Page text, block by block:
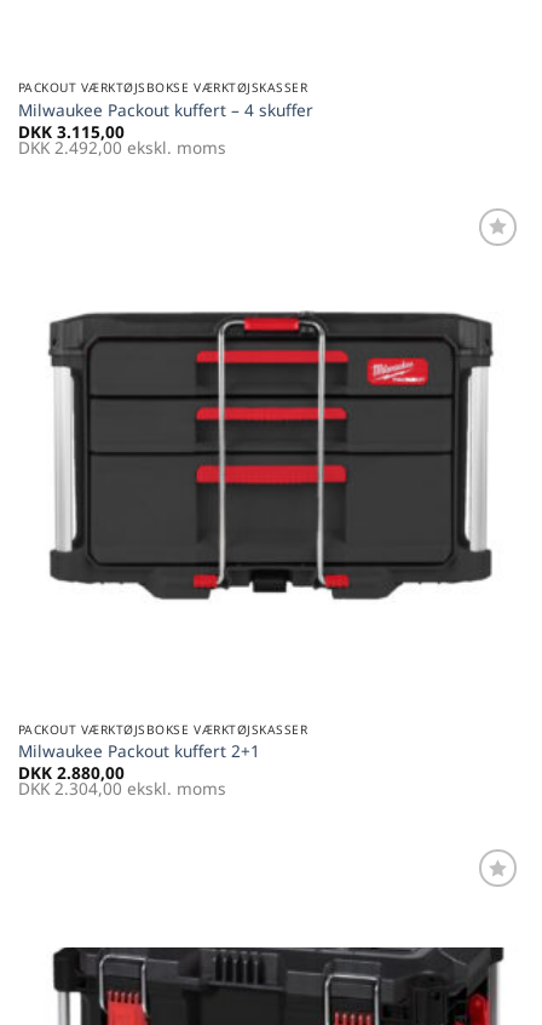
PACKOUT VÆRKTØJSBOKSE VÆRKTØJSKASSER
Milwaukee Packout kuffert – 4 skuffer
DKK 3.115,00
DKK 2.492,00 ekskl. moms
PACKOUT VÆRKTØJSBOKSE VÆRKTØJSKASSER
Milwaukee Packout kuffert 2+1
DKK 2.880,00
DKK 2.304,00 ekskl. moms